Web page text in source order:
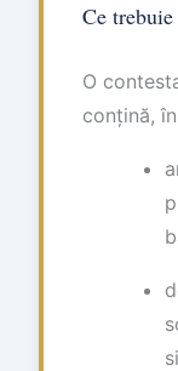
Ce
O
conțină,